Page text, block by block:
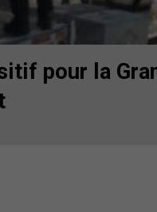
pour la